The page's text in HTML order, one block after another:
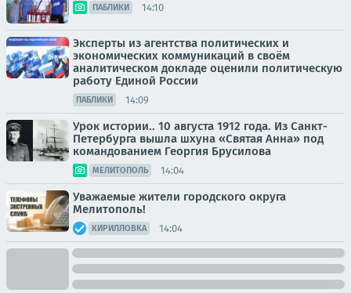
ПАБЛИКИ 14:10
Эксперты из агентства политических и
экономических коммуникаций в своём
аналитическом докладе оценили политическую
работу Единой России
ПАБЛИКИ 14:09
Урок истории.. 10 августа 1912 года. Из Санкт-
Петербурга вышла шхуна «Святая Анна» под
командованием Георгия Брусилова
МЕЛИТОПОЛЬ 14:04
Уважаемые жители городского округа
Мелитополь!
КИРИЛЛОВКА 14:04